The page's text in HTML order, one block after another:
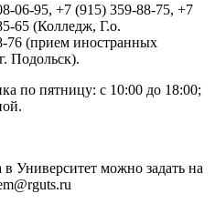
06-95, +7 (915) 359-88-75, +7
65 (Колледж, Г.о.
(прием иностранных
Подольск).
по пятницу: с 10:00 до 18:00;
Университет можно задать на